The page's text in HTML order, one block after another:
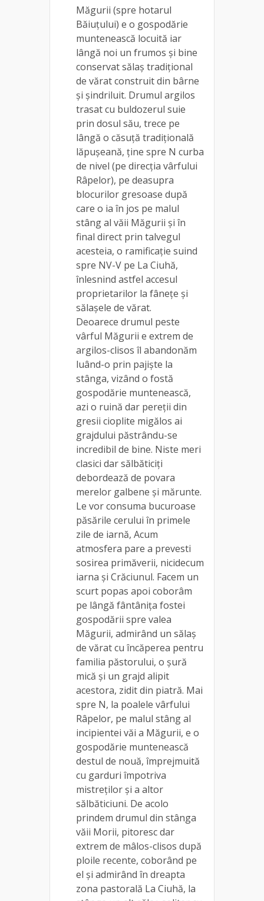
Măgurii (spre hotarul
Băiuțului) e o gospodărie
muntenească locuită iar
lângă noi un frumos și bine
conservat sălaș tradițional
de vărat construit din bârne
și șindriluit. Drumul argilos
trasat cu buldozerul suie
prin dosul său, trece pe
lângă o căsuță tradițională
lăpușeană, ține spre N curba
de nivel (pe direcția vârfului
Râpelor), pe deasupra
blocurilor gresoase după
care o ia în jos pe malul
stâng al văii Măgurii și în
final direct prin talvegul
acesteia, o ramificație suind
spre NV-V pe La Ciuhă,
înlesnind astfel accesul
proprietarilor la fânețe și
sălașele de vărat.
Deoarece drumul peste
vârful Măgurii e extrem de
argilos-clisos îl abandonăm
luând-o prin pajiște la
stânga, vizând o fostă
gospodărie muntenească,
azi o ruină dar pereții din
gresii cioplite migălos ai
grajdului păstrându-se
incredibil de bine. Niste meri
clasici dar sălbăticiți
debordează de povara
merelor galbene și mărunte.
Le vor consuma bucuroase
păsările cerului în primele
zile de iarnă, Acum
atmosfera pare a prevesti
sosirea primăverii, nicidecum
iarna și Crăciunul. Facem un
scurt popas apoi coborâm
pe lângă fântânița fostei
gospodării spre valea
Măgurii, admirând un sălaș
de vărat cu încăperea pentru
familia păstorului, o șură
mică și un grajd alipit
acestora, zidit din piatră. Mai
spre N, la poalele vârfului
Râpelor, pe malul stâng al
incipientei văi a Măgurii, e o
gospodărie muntenească
destul de nouă, împrejmuită
cu garduri împotriva
mistreților și a altor
sălbăticiuni. De acolo
prindem drumul din stânga
văii Morii, pitoresc dar
extrem de mâlos-clisos după
ploile recente, coborând pe
el și admirând în dreapta
zona pastorală La Ciuhă, la